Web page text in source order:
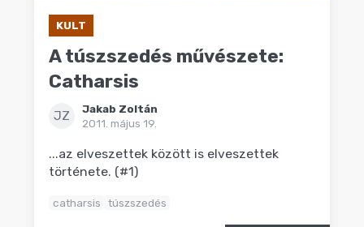
KULT
A túszszedés művészete:
Catharsis
JZ
Jakab Zoltán
2011. május 19.
...az elveszettek között is elveszettek
története. (#1)
catharsis túszszedés